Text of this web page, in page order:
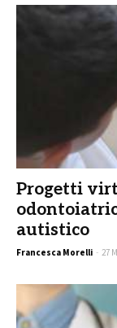
Progetti
autistico
Francesca Morelli - 27